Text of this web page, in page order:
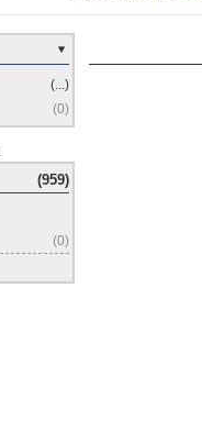
(...)
(0)
(959)
(0)